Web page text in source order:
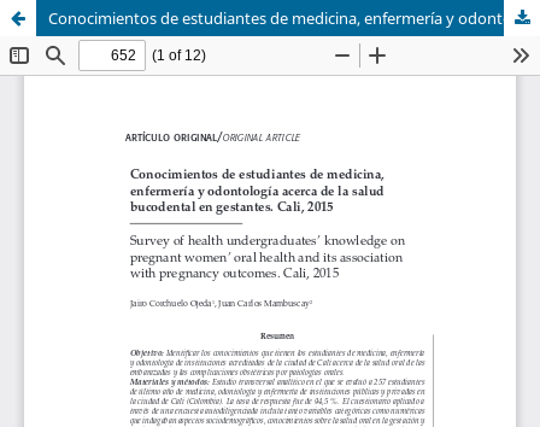
Conocimientos de estudiantes de medicina, enfermería y odontología acerca de la salud bucodental en gestantes. Cali, 2015